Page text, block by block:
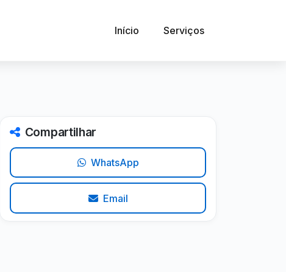
Início Serviços
Compartilhar
WhatsApp
Email